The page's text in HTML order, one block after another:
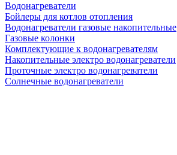
Водонагреватели
Бойлеры для котлов отопления
Водонагреватели газовые накопительные
Газовые колонки
Комплектующие к водонагревателям
Накопительные электро водонагреватели
Проточные электро водонагреватели
Солнечные водонагреватели